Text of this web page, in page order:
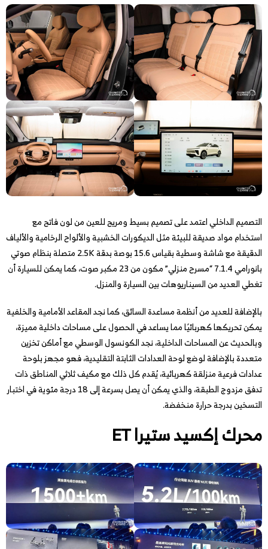
التصميم الداخلي اعتمد على تصميم بسيط ومريح للعين من لون فاتح مع
استخدام مواد صديقة للبيئة مثل الديكورات الخشبية والألواح الرخامية والألياف
الدقيقة مع شاشة وسطية بقياس 15.6 بوصة بدقة 2.5K متصلة بنظام صوتي
بانورامي 7.1.4 “مسرح منزلي” مكون من 23 مكبر صوت، كما يمكن للسيارة أن
تغطي العديد من السيناريوهات بين السيارة والمنزل.
بالإضافة للعديد من أنظمة مساعدة السائق، كما نجد المقاعد الأمامية والخلفية
يمكن تحريكها كهربائيًا مما يساعد في الحصول على مساحات داخلية مميزة،
وبالحديث عن المساحات الداخلية، نجد الكونسول الوسطي مع أماكن تخزين
متعددة بالإضافة لوضع لوحة العدادات الثابتة التقليدية، فهو مجهز بلوحة
عدادات فرعية منزلقة كهربائية، يُقدم كل ذلك مع مكيف ثلاثي المناطق ذات
تدفق مزدوج الطبقة، والذي يمكن أن يصل بسرعة إلى 18 درجة مئوية في اختبار
التسخين بدرجة حرارة منخفضة.
محرك إكسيد ستيرا ET